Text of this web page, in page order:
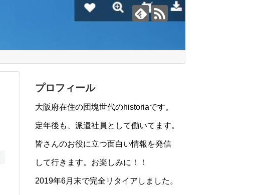
プロフィール
大阪府在住の団塊世代のhistoriaです。
定年後も、派遣社員として働いてます。
皆さんのお役に立つ面白い情報を発信
して行きます。お楽しみに！！
2019年6月末で完全リタイアしました。